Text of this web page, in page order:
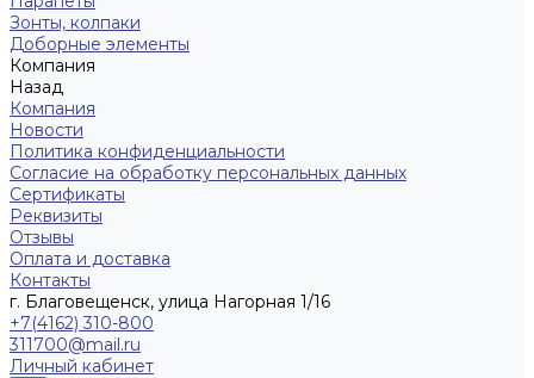
Зонты, колпаки
Доборные элементы
Компания
Назад
Компания
Новости
Политика конфиденциальности
Согласие на обработку персональных данных
Сертификаты
Реквизиты
Отзывы
Оплата и доставка
Контакты
г. Благовещенск, улица Нагорная 1/16
+7(4162) 310-800
311700@mail.ru
Личный кабинет